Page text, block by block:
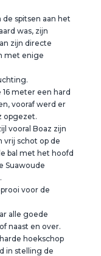
spitsen aan het
was, zijn
zijn directe
met enige
meter een hard
vooraf werd er
opgezet.
vooral Boaz zijn
vrij schot op de
bal met het hoofd
Suawoude
voor de
alle goede
naast en over.
hoekschop
in stelling de